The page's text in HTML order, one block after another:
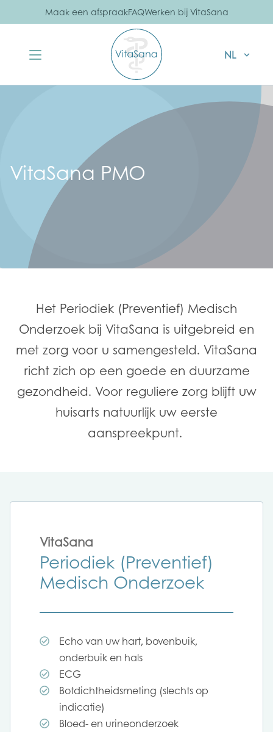
Maak een afspraakFAQWerken bij VitaSana
NL
VitaSana PMO
Het Periodiek (Preventief) Medisch
Onderzoek bij VitaSana is uitgebreid en
met zorg voor u samengesteld. VitaSana
richt zich op een goede en duurzame
gezondheid. Voor reguliere zorg blijft uw
huisarts natuurlijk uw eerste
aanspreekpunt.
VitaSana
Periodiek (Preventief)
Medisch Onderzoek
Echo van uw hart, bovenbuik,
onderbuik en hals
ECG
Botdichtheidsmeting (slechts op
indicatie)
Bloed- en urineonderzoek